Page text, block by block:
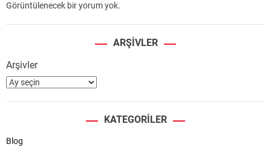
Görüntülenecek bir yorum yok.
ARŞIVLER
Arşivler
KATEGORILER
Blog